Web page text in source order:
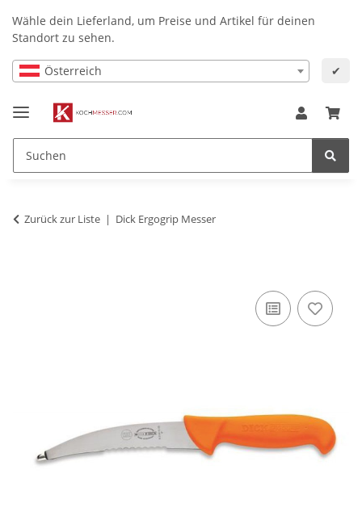
Wähle dein Lieferland, um Preise und Artikel für deinen
Standort zu sehen.
Österreich ✔
Zurück zur Liste Dick Ergogrip Messer